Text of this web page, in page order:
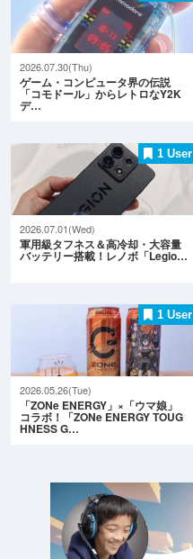
2026.07.30(Thu)
ゲーム・コンピュータ界の伝説
「コモドール」からレトロなY2K
デ…
1 User
2026.07.01(Wed)
軍用級タフネス＆高冷却・大容量
バッテリー搭載！レノボ「Legio…
1 User
2026.05.26(Tue)
「ZONe ENERGY」×「ウマ娘」
コラボ！「ZONe ENERGY TOUG
HNESS G…